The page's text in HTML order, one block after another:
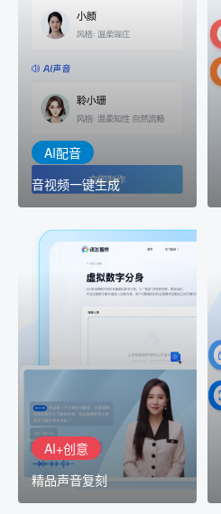
AI配音
音视频一键生成
音视频一键生成
室"中输入文本或录音，一
出
AI+创意
精品声音复刻
AI+创意
精品声音复刻
AI+创意：AIGC 能力集中
展示窗口，体验 AIGC 给
生活和生产带来的改变